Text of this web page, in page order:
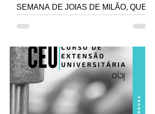
SEMANA DE JOIAS DE MILÃO, QUE
OUTUBRO de 2022. Escola Brasileira